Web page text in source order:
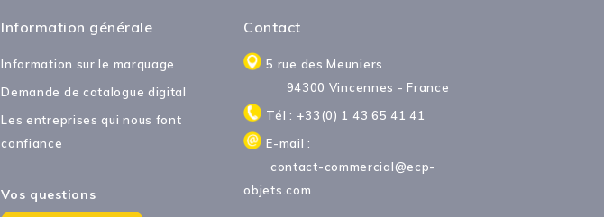
Information générale
Information sur le marquage
Demande de catalogue digital
Les entreprises qui nous font
confiance
Vos questions
Contact
5 rue des Meuniers
94300 Vincennes - France
Tél : +33(0) 1 43 65 41 41
E-mail :
contact-commercial@ecp-
objets.com